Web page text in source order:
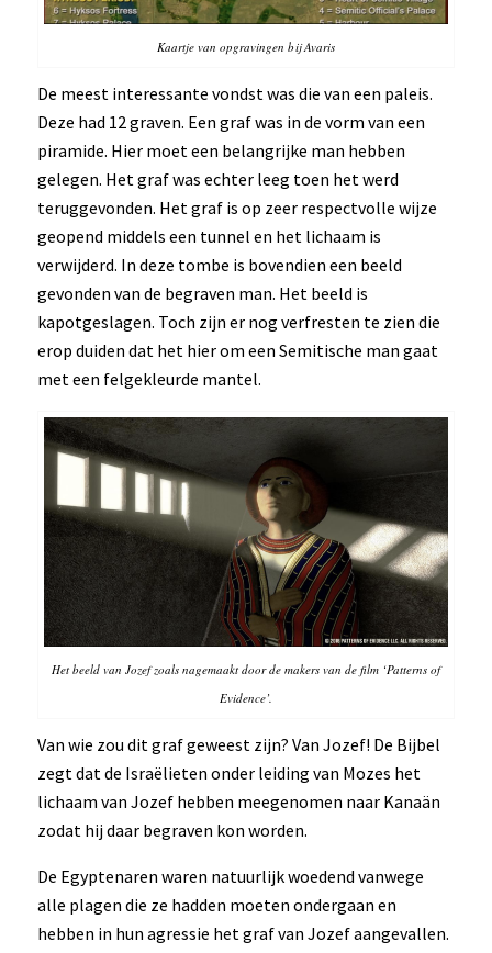
Kaartje van opgravingen bij Avaris
De meest interessante vondst was die van een paleis.
Deze had 12 graven. Een graf was in de vorm van een
piramide. Hier moet een belangrijke man hebben
gelegen. Het graf was echter leeg toen het werd
teruggevonden. Het graf is op zeer respectvolle wijze
geopend middels een tunnel en het lichaam is
verwijderd. In deze tombe is bovendien een beeld
gevonden van de begraven man. Het beeld is
kapotgeslagen. Toch zijn er nog verfresten te zien die
erop duiden dat het hier om een Semitische man gaat
met een felgekleurde mantel.
Het beeld van Jozef zoals nagemaakt door de makers van de film ‘Patterns of
Evidence’.
Van wie zou dit graf geweest zijn? Van Jozef! De Bijbel
zegt dat de Israëlieten onder leiding van Mozes het
lichaam van Jozef hebben meegenomen naar Kanaän
zodat hij daar begraven kon worden.
De Egyptenaren waren natuurlijk woedend vanwege
alle plagen die ze hadden moeten ondergaan en
hebben in hun agressie het graf van Jozef aangevallen.